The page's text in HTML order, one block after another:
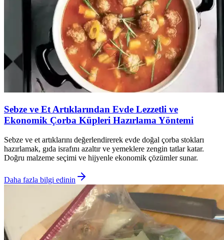
Sebze ve Et Artıklarından Evde Lezzetli ve
Ekonomik Çorba Küpleri Hazırlama Yöntemi
Sebze ve et artıklarını değerlendirerek evde doğal çorba stokları
hazırlamak, gıda israfını azaltır ve yemeklere zengin tatlar katar.
Doğru malzeme seçimi ve hijyenle ekonomik çözümler sunar.
Daha fazla bilgi edinin